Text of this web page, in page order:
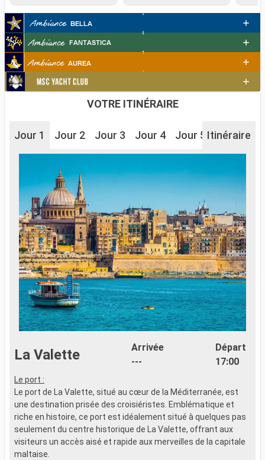
VOTRE ITINÉRAIRE
Jour 1 Jour 2 Jour 3 Jour 4 Jour 5 Jour 6
Itinéraire
La Valette
Arrivée
---
Départ
17:00
Le port :
Le port de La Valette, situé au cœur de la Méditerranée, est
une destination prisée des croisiéristes. Emblématique et
riche en histoire, ce port est idéalement situé à quelques pas
seulement du centre historique de La Valette, offrant aux
visiteurs un accès aisé et rapide aux merveilles de la capitale
maltaise.